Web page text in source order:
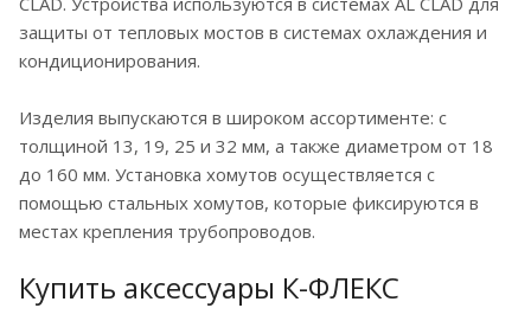
защиты от тепловых мостов в системах охлаждения и
кондиционирования.
Изделия выпускаются в широком ассортименте: с
толщиной 13, 19, 25 и 32 мм, а также диаметром от 18
до 160 мм. Установка хомутов осуществляется с
помощью стальных хомутов, которые фиксируются в
местах крепления трубопроводов.
Купить аксессуары К-ФЛЕКС